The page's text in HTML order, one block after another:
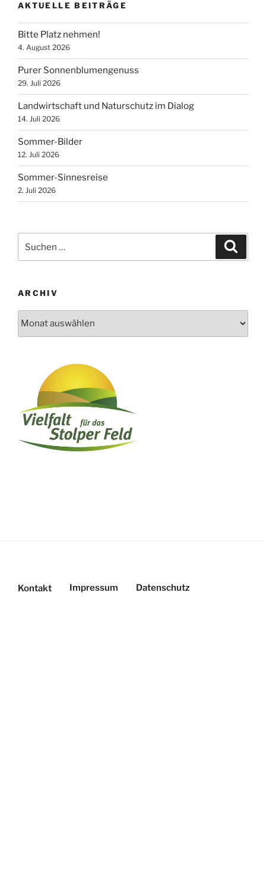
AKTUELLE BEITRÄGE
Bitte Platz nehmen!
4. August 2026
Purer Sonnenblumengenuss
29. Juli 2026
Landwirtschaft und Naturschutz im Dialog
14. Juli 2026
Sommer-Bilder
12. Juli 2026
Sommer-Sinnesreise
2. Juli 2026
nach:
ARCHIV
Kontakt Impressum Datenschutz